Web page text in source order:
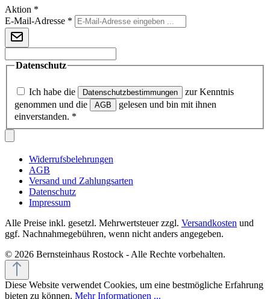
Aktion *
E-Mail-Adresse *
Datenschutz
Ich habe die Datenschutzbestimmungen
zur Kenntnis
genommen und die
AGB
gelesen und bin mit ihnen
einverstanden. *
Widerrufsbelehrungen
AGB
Versand und Zahlungsarten
Datenschutz
Impressum
Alle Preise inkl. gesetzl. Mehrwertsteuer zzgl. Versandkosten und
ggf. Nachnahmegebühren, wenn nicht anders angegeben.
© 2026 Bernsteinhaus Rostock - Alle Rechte vorbehalten.
Diese Website verwendet Cookies, um eine bestmögliche Erfahrung
bieten zu können. Mehr Informationen ...